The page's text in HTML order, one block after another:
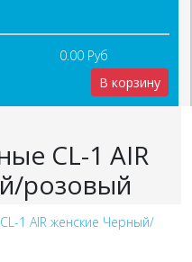
0.00 Руб
В корзину
CL-1 AIR
розовый